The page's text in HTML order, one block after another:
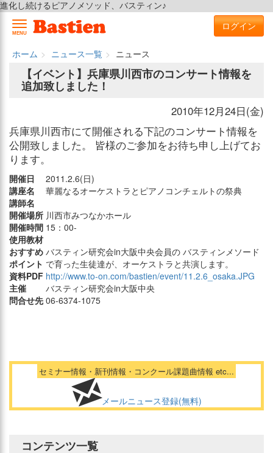
進化し続けるピアノメソッド、バスティン♪
MENU
ログイン
ホーム ニュース一覧
ニュース
【イベント】兵庫県川西市のコンサート情報を
追加致しました！
2010年12月24日(金)
兵庫県川西市にて開催される下記のコンサート情報を
公開致しました。 皆様のご参加をお待ち申し上げてお
ります。
開催日
2011.2.6(日)
講座名
華麗なるオーケストラとピアノコンチェルトの祭典
講師名
開催場所 川西市みつなかホール
開催時間 15：00-
使用教材
おすすめ
ポイント
バスティン研究会in大阪中央会員の バスティンメソード
で育った生徒達が、オーケストラと共演します。
資料PDF http://www.to-on.com/bastien/event/11.2.6_osaka.JPG
主催
バスティン研究会in大阪中央
問合せ先 06-6374-1075
セミナー情報・新刊情報・コンクール課題曲情報 etc...
メールニュース登録(無料)
コンテンツ一覧